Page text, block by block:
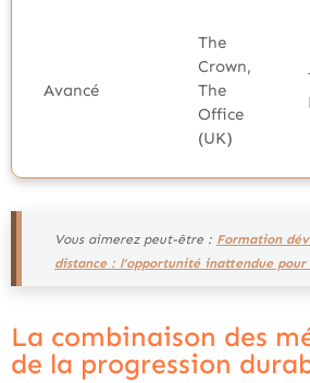
Avancé
The
Crown,
The
Office
(UK)
Vous aimerez peut-être : Formation
distance : l’opportunité inattendue
La combinaison des
de la progression